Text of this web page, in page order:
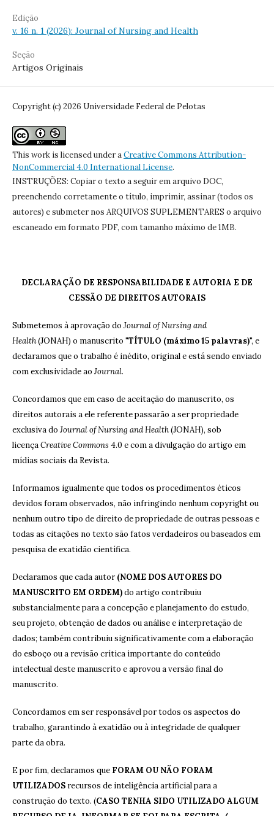
Edição
v. 16 n. 1 (2026): Journal of Nursing and Health
Seção
Artigos Originais
Copyright (c) 2026 Universidade Federal de Pelotas
This work is licensed under aCreative Commons Attribution-
NonCommercial 4.0 International License.
INSTRUÇÕES: Copiar o texto a seguir em arquivo DOC,
preenchendo corretamente o título, imprimir, assinar (todos os
autores) e submeter nos ARQUIVOS SUPLEMENTARES o arquivo
escaneado em formato PDF, com tamanho máximo de 1MB.
DECLARAÇÃO DE RESPONSABILIDADE E AUTORIA E DE
CESSÃO DE DIREITOS AUTORAIS
Submetemos à aprovação do Journal of Nursing and
Health(JONAH) o manuscrito "TÍTULO (máximo 15 palavras)", e
declaramos que o trabalho é inédito, original e está sendo enviado
com exclusividade ao Journal.
Concordamos que em caso de aceitação do manuscrito, os
direitos autorais a ele referente passarão a ser propriedade
exclusiva do Journal of Nursing and Health(JONAH), sob
licençaCreative Commons 4.0 e com a divulgação do artigo em
mídias sociais da Revista.
Informamos igualmente que todos os procedimentos éticos
devidos foram observados, não infringindo nenhum copyright ou
nenhum outro tipo de direito de propriedade de outras pessoas e
todas as citações no texto são fatos verdadeiros ou baseados em
pesquisa de exatidão científica.
Declaramos que cada autor(NOME DOS AUTORES DO
MANUSCRITO EM ORDEM)do artigo contribuiu
substancialmente para a concepção e planejamento do estudo,
seu projeto, obtenção de dados ou análise e interpretação de
dados; também contribuiu significativamente com a elaboração
do esboço ou a revisão crítica importante do conteúdo
intelectual deste manuscrito e aprovou a versão final do
manuscrito.
Concordamos em ser responsável por todos os aspectos do
trabalho, garantindo à exatidão ou à integridade de qualquer
parte da obra.
E por fim, declaramos que FORAM OU NÃO FORAM
UTILIZADOS recursos de inteligência artificial para a
construção do texto. (CASO TENHA SIDO UTILIZADO ALGUM